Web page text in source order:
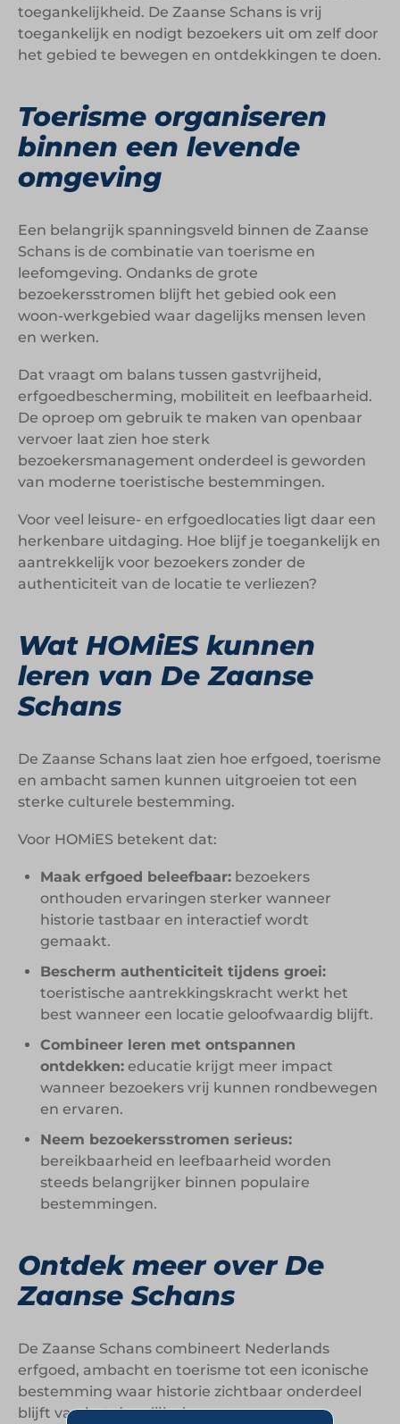
toegankelijkheid. De Zaanse Schans is vrij
toegankelijk en nodigt bezoekers uit om zelf door
het gebied te bewegen en ontdekkingen te doen.
Toerisme organiseren
binnen een levende
omgeving
Een belangrijk spanningsveld binnen de Zaanse
Schans is de combinatie van toerisme en
leefomgeving. Ondanks de grote
bezoekersstromen blijft het gebied ook een
woon-werkgebied waar dagelijks mensen leven
en werken.
Dat vraagt om balans tussen gastvrijheid,
erfgoedbescherming, mobiliteit en leefbaarheid.
De oproep om gebruik te maken van openbaar
vervoer laat zien hoe sterk
bezoekersmanagement onderdeel is geworden
van moderne toeristische bestemmingen.
Voor veel leisure- en erfgoedlocaties ligt daar een
herkenbare uitdaging. Hoe blijf je toegankelijk en
aantrekkelijk voor bezoekers zonder de
authenticiteit van de locatie te verliezen?
Wat HOMiES kunnen
leren van De Zaanse
Schans
De Zaanse Schans laat zien hoe erfgoed, toerisme
en ambacht samen kunnen uitgroeien tot een
sterke culturele bestemming.
Voor HOMiES betekent dat:
Maak erfgoed beleefbaar: bezoekers
onthouden ervaringen sterker wanneer
historie tastbaar en interactief wordt
gemaakt.
Bescherm authenticiteit tijdens groei:
toeristische aantrekkingskracht werkt het
best wanneer een locatie geloofwaardig blijft.
Combineer leren met ontspannen
ontdekken: educatie krijgt meer impact
wanneer bezoekers vrij kunnen rondbewegen
en ervaren.
Neem bezoekersstromen serieus:
bereikbaarheid en leefbaarheid worden
steeds belangrijker binnen populaire
bestemmingen.
Ontdek meer over De
Zaanse Schans
De Zaanse Schans combineert Nederlands
erfgoed, ambacht en toerisme tot een iconische
bestemming waar historie zichtbaar onderdeel
blijft van het dagelijks leven.